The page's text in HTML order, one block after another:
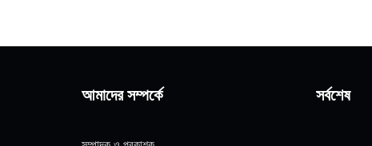
আমাদের সম্পর্কে সর্বশেষ